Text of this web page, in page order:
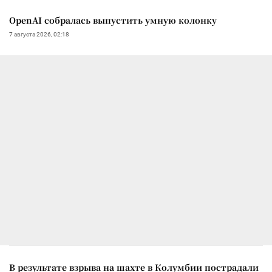
OpenAI собралась выпустить умную колонку
7 августа 2026, 02:18
В результате взрыва на шахте в Колумбии пострадали